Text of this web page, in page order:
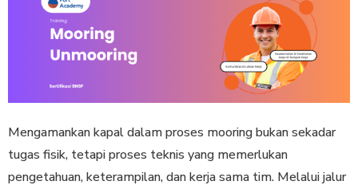
Mengamankan kapal dalam proses mooring bukan sekadar
tugas fisik, tetapi proses teknis yang memerlukan
pengetahuan, keterampilan, dan kerja sama tim. Melalui jalur